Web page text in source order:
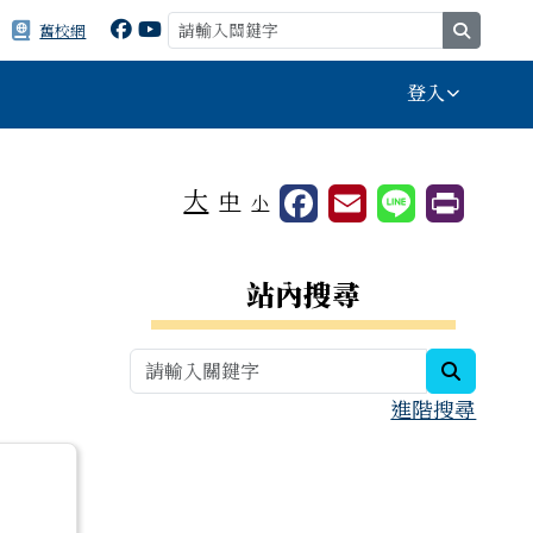
舊校網
登入
⏸
大 中 小
右邊區域內容
站內搜尋
進階搜尋